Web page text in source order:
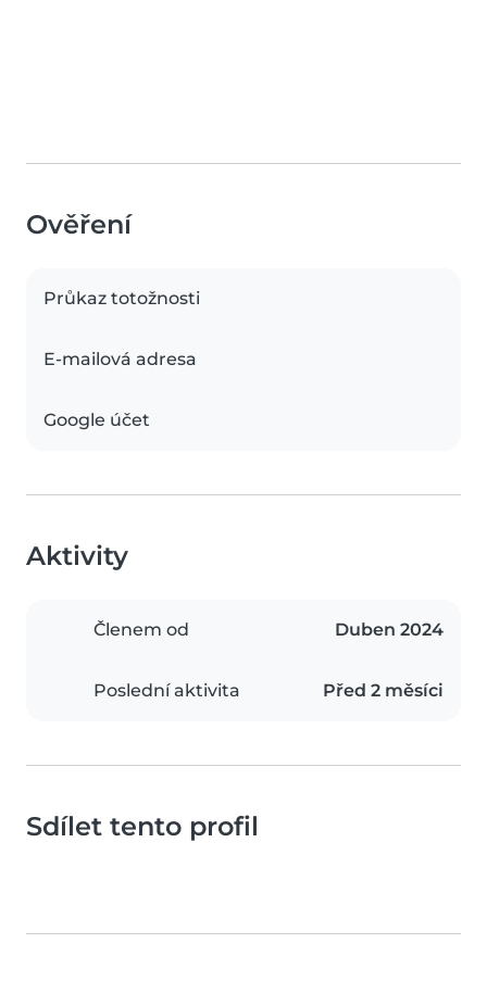
Ověření
Průkaz totožnosti
E-mailová adresa
Google účet
Aktivity
Členem od Duben 2024
Poslední aktivita Před 2 měsíci
Sdílet tento profil